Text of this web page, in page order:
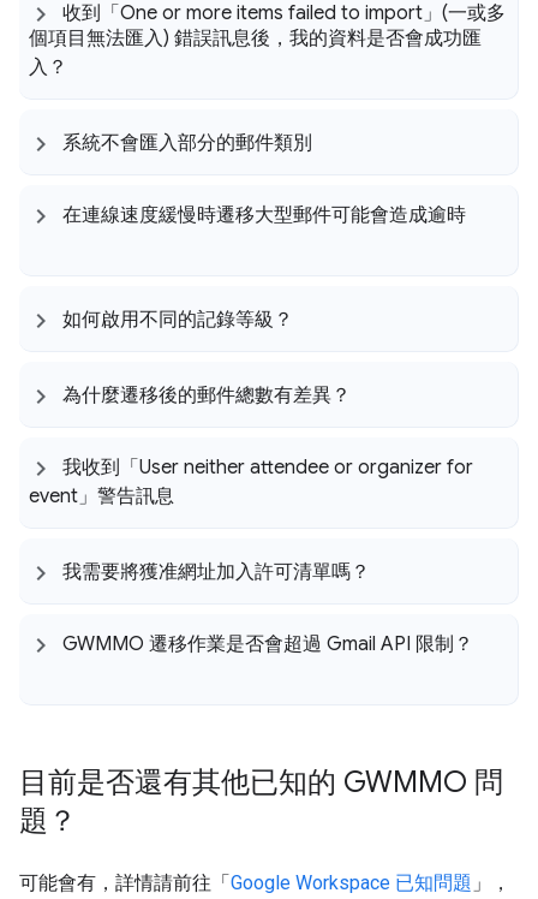
收到「One or more items failed to import」(一或多
個項目無法匯入) 錯誤訊息後，我的資料是否會成功匯
入？
系統不會匯入部分的郵件類別
在連線速度緩慢時遷移大型郵件可能會造成逾時
如何啟用不同的記錄等級？
為什麼遷移後的郵件總數有差異？
我收到「User neither attendee or organizer for
event」警告訊息
我需要將獲准網址加入許可清單嗎？
GWMMO 遷移作業是否會超過 Gmail API 限制？
目前是否還有其他已知的 GWMMO 問
題？
可能會有，詳情請前往「Google Workspace 已知問題 」，